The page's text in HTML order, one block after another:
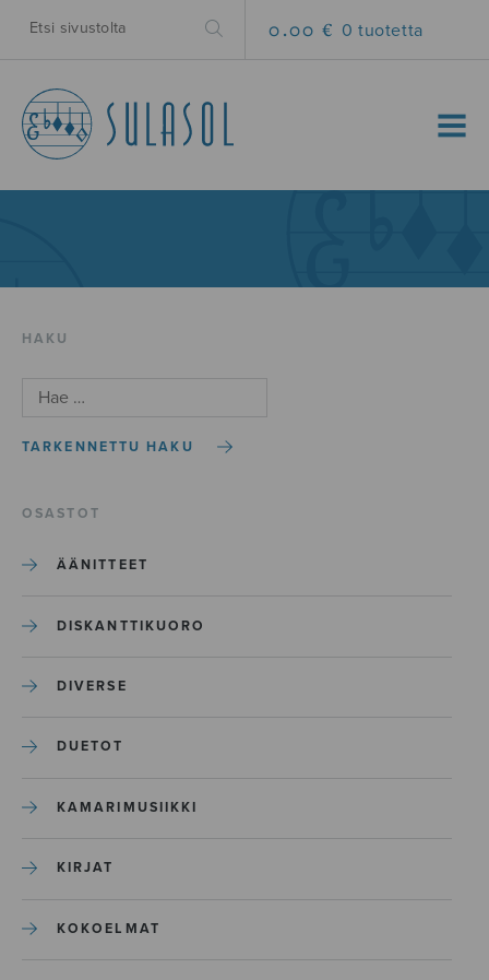
0.00 € 0 tuotetta
MENU
HAKU
TARKENNETTU HAKU
OSASTOT
ÄÄNITTEET
DISKANTTIKUORO
DIVERSE
DUETOT
KAMARIMUSIIKKI
KIRJAT
KOKOELMAT